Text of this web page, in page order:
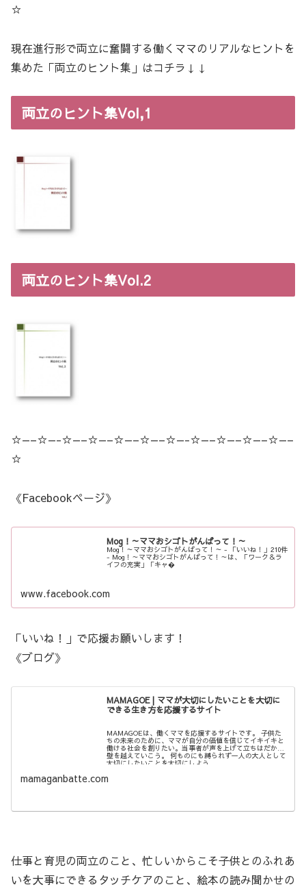
☆
現在進行形で両立に奮闘する働くママのリアルなヒントを
集めた「両立のヒント集」はコチラ↓↓
両立のヒント集Vol,1
両立のヒント集Vol.2
☆—–☆—-☆—–☆—–☆—–☆—–☆—-☆—–☆—–☆—–☆—–
☆
《Facebookページ》
Mog！～ママおシゴトがんばって！～
Mog！～ママおシゴトがんばって！～ - 「いいね！」210件
- Mog！～ママおシゴトがんばって！～は、「ワーク＆ラ
イフの充実」「キャ�
www.facebook.com
「いいね！」で応援お願いします！
《ブログ》
MAMAGOE | ママが大切にしたいことを大切に
できる生き方を応援するサイト
MAMAGOEは、働くママを応援するサイトです。 子供た
ちの未来のために、ママが自分の価値を信じてイキイキと
働ける社会を創りたい。当事者が声を上げて立ちはだかる
壁を越えていこう。 何ものにも縛られず一人の大人として
大切にしたいことを大切にしよう。
mamaganbatte.com
仕事と育児の両立のこと、忙しいからこそ子供とのふれあ
いを大事にできるタッチケアのこと、絵本の読み聞かせの